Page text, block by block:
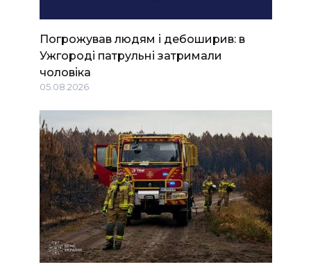
Погрожував людям і дебоширив: в
Ужгороді патрульні затримали
чоловіка
05.08.2026